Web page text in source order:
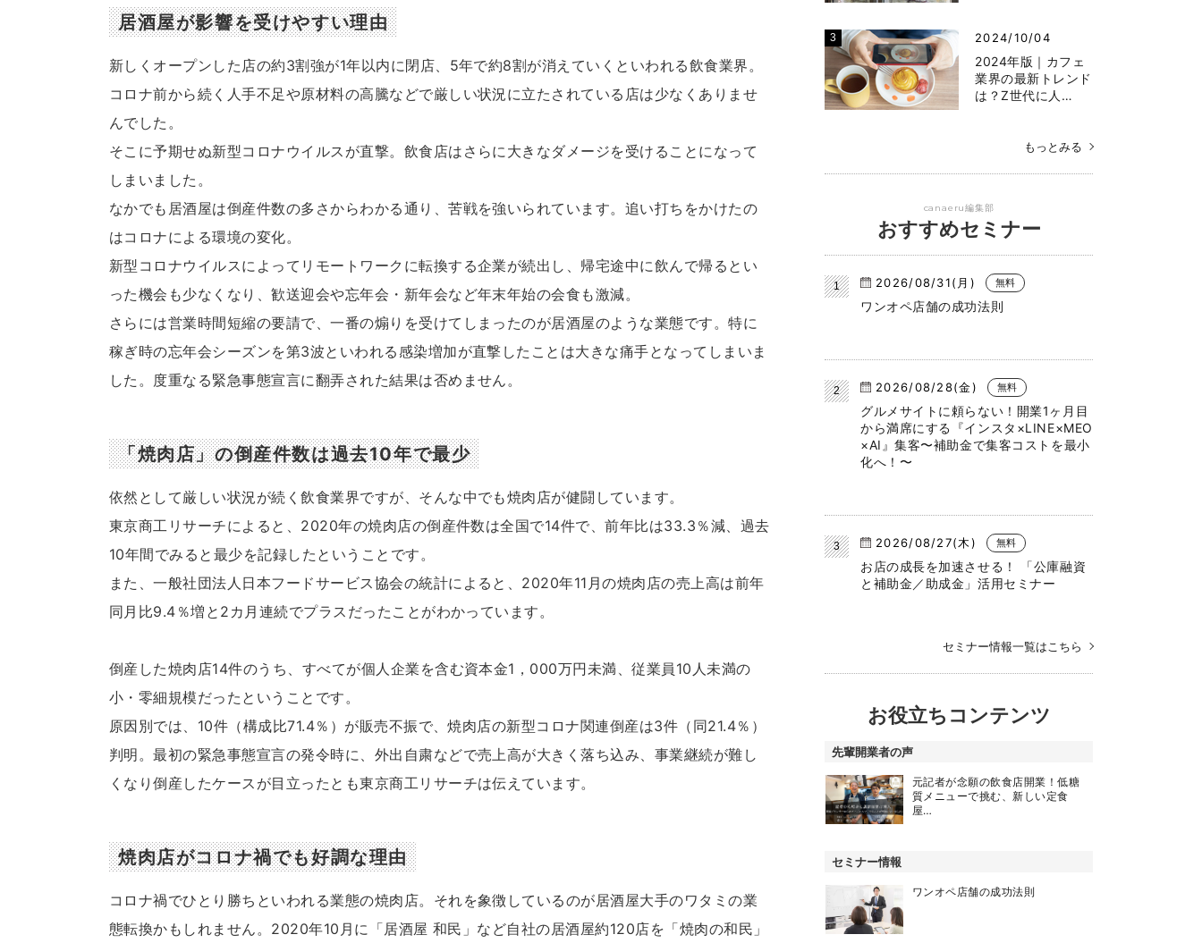
居酒屋が影響を受けやすい理由
新しくオープンした店の約3割強が1年以内に閉店、5年で約8割が消えていくといわれる飲食業界。
コロナ前から続く人手不足や原材料の高騰などで厳しい状況に立たされている店は少なくありませ
んでした。
そこに予期せぬ新型コロナウイルスが直撃。飲食店はさらに大きなダメージを受けることになって
しまいました。
なかでも居酒屋は倒産件数の多さからわかる通り、苦戦を強いられています。追い打ちをかけたの
はコロナによる環境の変化。
新型コロナウイルスによってリモートワークに転換する企業が続出し、帰宅途中に飲んで帰るとい
った機会も少なくなり、歓送迎会や忘年会・新年会など年末年始の会食も激減。
さらには営業時間短縮の要請で、一番の煽りを受けてしまったのが居酒屋のような業態です。特に
稼ぎ時の忘年会シーズンを第3波といわれる感染増加が直撃したことは大きな痛手となってしまいま
した。度重なる緊急事態宣言に翻弄された結果は否めません。
「焼肉店」の倒産件数は過去10年で最少
依然として厳しい状況が続く飲食業界ですが、そんな中でも焼肉店が健闘しています。
東京商工リサーチによると、2020年の焼肉店の倒産件数は全国で14件で、前年比は33.3％減、過去
10年間でみると最少を記録したということです。
また、一般社団法人日本フードサービス協会の統計によると、2020年11月の焼肉店の売上高は前年
同月比9.4％増と2カ月連続でプラスだったことがわかっています。
倒産した焼肉店14件のうち、すべてが個人企業を含む資本金1，000万円未満、従業員10人未満の
小・零細規模だったということです。
原因別では、10件（構成比71.4％）が販売不振で、焼肉店の新型コロナ関連倒産は3件（同21.4％）
判明。最初の緊急事態宣言の発令時に、外出自粛などで売上高が大きく落ち込み、事業継続が難し
くなり倒産したケースが目立ったとも東京商工リサーチは伝えています。
焼肉店がコロナ禍でも好調な理由
コロナ禍でひとり勝ちといわれる業態の焼肉店。それを象徴しているのが居酒屋大手のワタミの業
態転換かもしれません。2020年10月に「居酒屋 和民」など自社の居酒屋約120店を「焼肉の和民」
2024/10/04
2024年版｜カフェ
業界の最新トレンド
は？Z世代に人…
もっとみる
canaeru編集部
おすすめセミナー
2026/08/31(月) 無料
ワンオペ店舗の成功法則
2026/08/28(金) 無料
グルメサイトに頼らない！開業1ヶ月目
から満席にする『インスタ×LINE×MEO
×AI』集客〜補助金で集客コストを最小
化へ！〜
2026/08/27(木) 無料
お店の成長を加速させる！ 「公庫融資
と補助金／助成金」活用セミナー
セミナー情報一覧はこちら
お役立ちコンテンツ
先輩開業者の声
元記者が念願の飲食店開業！低糖
質メニューで挑む、新しい定食
屋…
セミナー情報
ワンオペ店舗の成功法則